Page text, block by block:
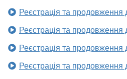
Реєстрація та продовження
Реєстрація та продовження
Реєстрація та продовження
Реєстрація та продовження